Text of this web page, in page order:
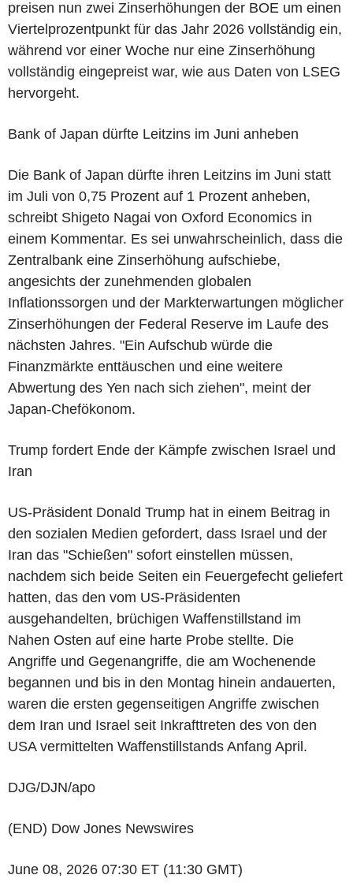
preisen nun zwei Zinserhöhungen der BOE um einen
Viertelprozentpunkt für das Jahr 2026 vollständig ein,
während vor einer Woche nur eine Zinserhöhung
vollständig eingepreist war, wie aus Daten von LSEG
hervorgeht.
Bank of Japan dürfte Leitzins im Juni anheben
Die Bank of Japan dürfte ihren Leitzins im Juni statt
im Juli von 0,75 Prozent auf 1 Prozent anheben,
schreibt Shigeto Nagai von Oxford Economics in
einem Kommentar. Es sei unwahrscheinlich, dass die
Zentralbank eine Zinserhöhung aufschiebe,
angesichts der zunehmenden globalen
Inflationssorgen und der Markterwartungen möglicher
Zinserhöhungen der Federal Reserve im Laufe des
nächsten Jahres. "Ein Aufschub würde die
Finanzmärkte enttäuschen und eine weitere
Abwertung des Yen nach sich ziehen", meint der
Japan-Chefökonom.
Trump fordert Ende der Kämpfe zwischen Israel und
Iran
US-Präsident Donald Trump hat in einem Beitrag in
den sozialen Medien gefordert, dass Israel und der
Iran das "Schießen" sofort einstellen müssen,
nachdem sich beide Seiten ein Feuergefecht geliefert
hatten, das den vom US-Präsidenten
ausgehandelten, brüchigen Waffenstillstand im
Nahen Osten auf eine harte Probe stellte. Die
Angriffe und Gegenangriffe, die am Wochenende
begannen und bis in den Montag hinein andauerten,
waren die ersten gegenseitigen Angriffe zwischen
dem Iran und Israel seit Inkrafttreten des von den
USA vermittelten Waffenstillstands Anfang April.
DJG/DJN/apo
(END) Dow Jones Newswires
June 08, 2026 07:30 ET (11:30 GMT)